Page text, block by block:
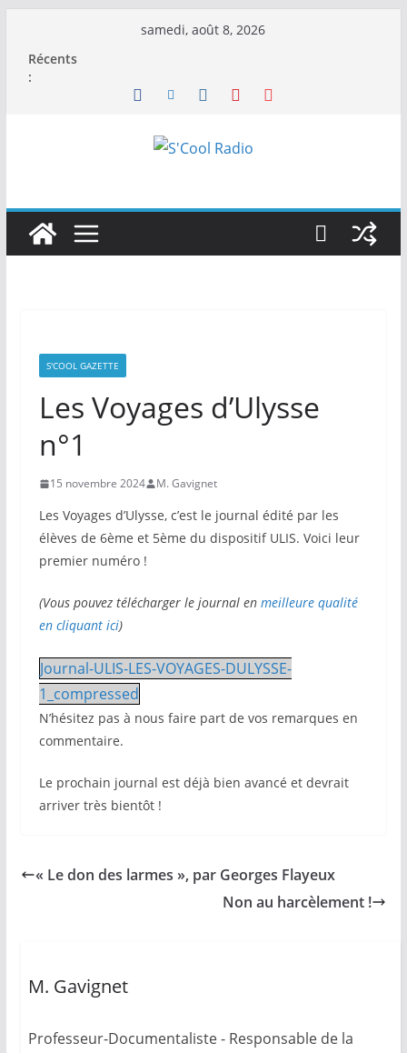
contenu
samedi, août 8, 2026
Récents
:
S'COOL GAZETTE
Les Voyages d’Ulysse
n°1
15 novembre 2024 M. Gavignet
Les Voyages d’Ulysse, c’est le journal édité par les
élèves de 6ème et 5ème du dispositif ULIS. Voici leur
premier numéro !
(Vous pouvez télécharger le journal en meilleure qualité
en cliquant ici)
Journal-ULIS-LES-VOYAGES-DULYSSE-
1_compressed
N’hésitez pas à nous faire part de vos remarques en
commentaire.
Le prochain journal est déjà bien avancé et devrait
arriver très bientôt !
« Le don des larmes », par Georges Flayeux
Non au harcèlement !
M. Gavignet
Professeur-Documentaliste - Responsable de la